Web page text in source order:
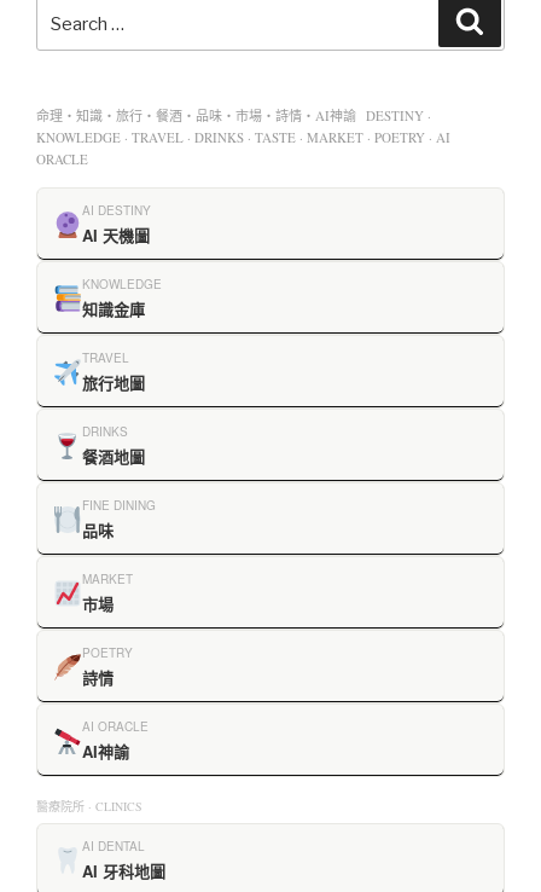
命理・知識・旅行・餐酒・品味・市場・詩情・AI神諭 DESTINY ·
KNOWLEDGE · TRAVEL · DRINKS · TASTE · MARKET · POETRY · AI
ORACLE
AI DESTINY
AI 天機圖
KNOWLEDGE
知識金庫
TRAVEL
旅行地圖
DRINKS
餐酒地圖
FINE DINING
品味
MARKET
市場
POETRY
詩情
AI ORACLE
AI神諭
醫療院所 · CLINICS
AI DENTAL
AI 牙科地圖